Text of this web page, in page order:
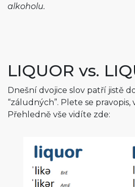
alkoholu.
LIQUOR vs.
Dnešní dvojice slov patří jistě
“záludných”. Plete se pravopis,
Přehledně vše vidíte zde: